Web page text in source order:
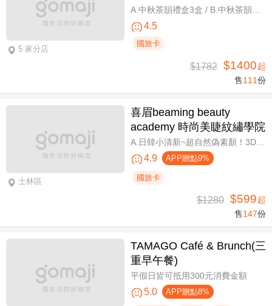
5 家分店
4.5
國旅卡
$1782 $1400起
售111份
士林區
喜眉beaming beauty
academy 時尚美睫紋繡學院
4.9 APP贈點9%
國旅卡
$1280 $599起
售147份
TAMAGO Café & Brunch(三
重早午餐)
平假日皆可抵用300元消費金額
5.0 APP贈點8%